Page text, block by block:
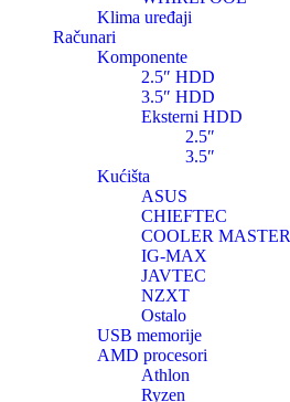
Klima uređaji
Računari
Komponente
2.5″ HDD
3.5″ HDD
Eksterni HDD
2.5″
3.5″
Kućišta
ASUS
CHIEFTEC
COOLER MASTER
IG-MAX
JAVTEC
NZXT
Ostalo
USB memorije
AMD procesori
Athlon
Ryzen